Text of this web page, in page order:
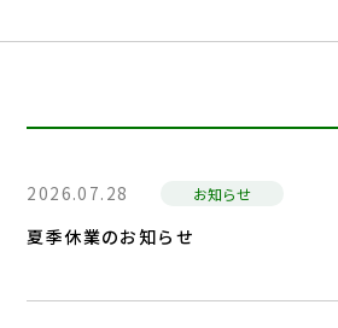
2026.07.28 お知らせ
夏季休業のお知らせ